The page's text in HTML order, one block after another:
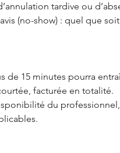
tardive ou
(no-show) : quel que
de 15 minutes pourra
facturée en totalité.
du